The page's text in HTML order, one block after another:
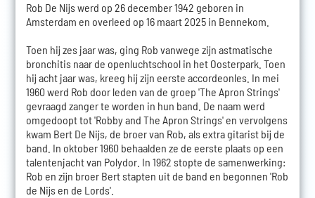
Rob De Nijs werd op 26 december 1942 geboren in
Amsterdam en overleed op 16 maart 2025 in Bennekom.
Toen hij zes jaar was, ging Rob vanwege zijn astmatische
bronchitis naar de openluchtschool in het Oosterpark. Toen
hij acht jaar was, kreeg hij zijn eerste accordeonles. In mei
1960 werd Rob door leden van de groep 'The Apron Strings'
gevraagd zanger te worden in hun band. De naam werd
omgedoopt tot 'Robby and The Apron Strings' en vervolgens
kwam Bert De Nijs, de broer van Rob, als extra gitarist bij de
band. In oktober 1960 behaalden ze de eerste plaats op een
talentenjacht van Polydor. In 1962 stopte de samenwerking:
Rob en zijn broer Bert stapten uit de band en begonnen 'Rob
de Nijs en de Lords'.